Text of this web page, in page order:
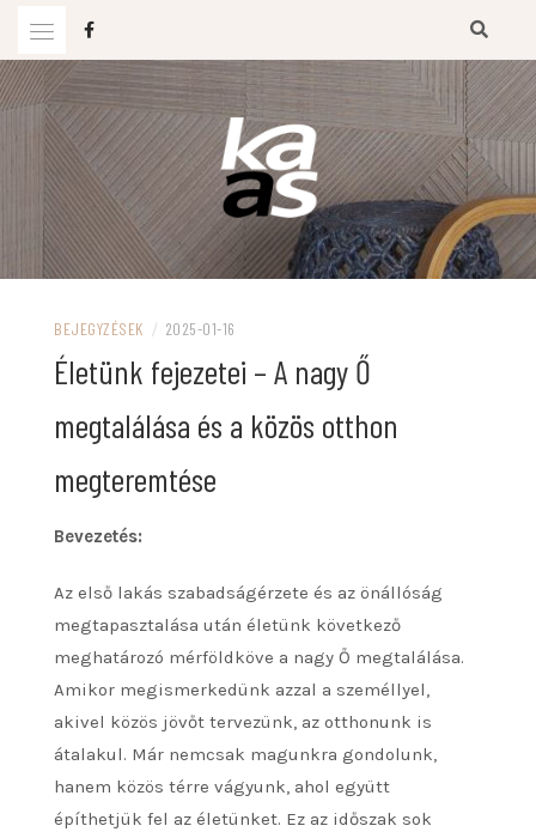
tartalomhoz
KAAS BLOG
BEJEGYZÉSEK / 2025-01-16
Életünk fejezetei – A nagy Ő
megtalálása és a közös otthon
megteremtése
Bevezetés:
Az első lakás szabadságérzete és az önállóság
megtapasztalása után életünk következő
meghatározó mérföldköve a nagy Ő megtalálása.
Amikor megismerkedünk azzal a személlyel,
akivel közös jövőt tervezünk, az otthonunk is
átalakul. Már nemcsak magunkra gondolunk,
hanem közös térre vágyunk, ahol együtt
építhetjük fel az életünket. Ez az időszak sok